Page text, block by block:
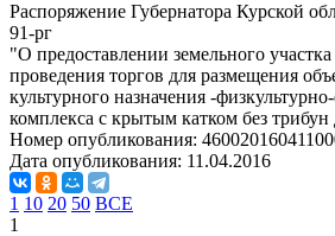
Распоряжение Губернатора Курской
91-рг
"О предоставлении земельного участка
проведения торгов для размещения
культурного назначения -
комплекса с крытым катком без трибун
Номер опубликования:
Дата опубликования: 11.04.2016
1 10 20 50 ВСЕ
1